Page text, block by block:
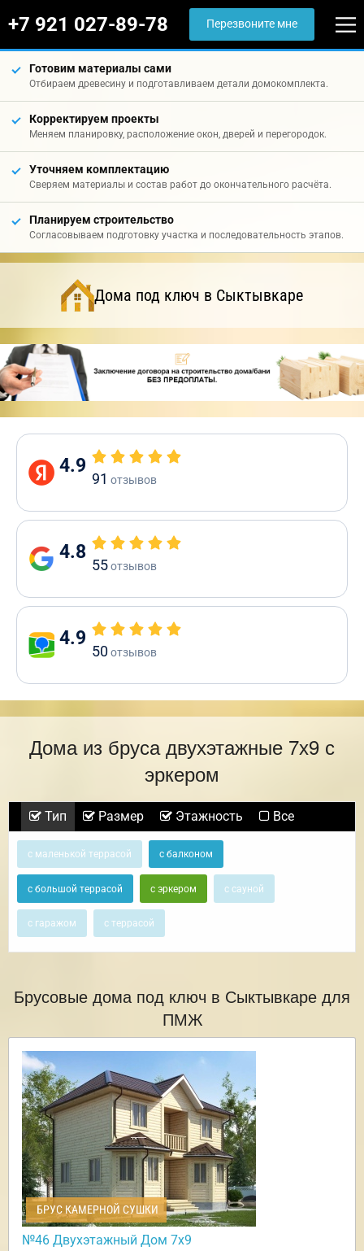
+7 921 027-89-78 Перезвоните мне
Готовим материалы сами
Отбираем древесину и подготавливаем детали домокомплекта.
Корректируем проекты
Меняем планировку, расположение окон, дверей и перегородок.
Уточняем комплектацию
Сверяем материалы и состав работ до окончательного расчёта.
Планируем строительство
Согласовываем подготовку участка и последовательность этапов.
Дома под ключ в Сыктывкаре
4.9
91 отзывов
4.8
55отзывов
4.9
50отзывов
Дома из бруса двухэтажные 7х9 с
эркером
Тип Размер Этажность Все
с маленькой террасой с балконом
с большой террасой с эркером с сауной
с гаражом с террасой
Брусовые дома под ключ в Сыктывкаре для
ПМЖ
БРУС КАМЕРНОЙ СУШКИ
№46 Двухэтажный Дом 7х9